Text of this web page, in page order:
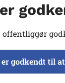
godkendt til